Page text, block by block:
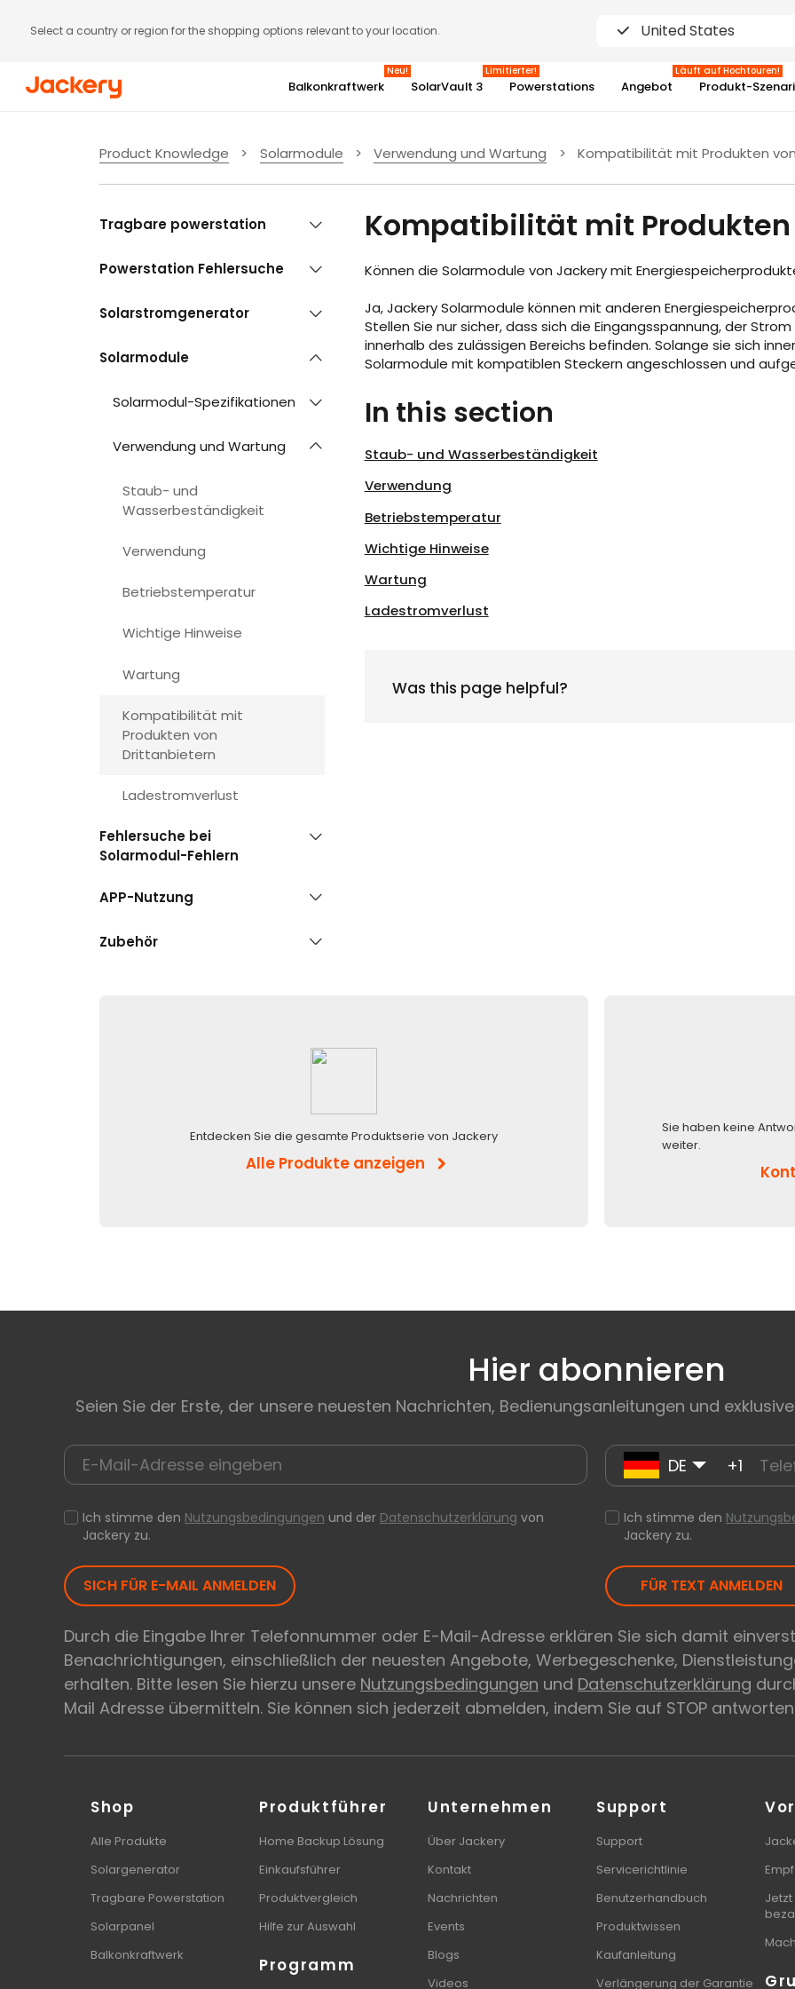
Select a country or region for the shopping options relevant to your location. United States
Balkonkraftwerk
Neu!
Powerstations
SolarVault 3
Limitierter!
SolarVault 3 Serie | Bis zu 53%
Jetzt kaufen
Angebot
Läuft auf Hochtouren!
6. bis 9. August
Mehr ansehen
Produkt-
Product Knowledge > Solarmodule > Verwendung und Wartung > Kompatibilität mit Produkten
Tragbare powerstation
Powerstation Fehlersuche
Solarstromgenerator
Solarmodule
Solarmodul-Spezifikationen
Verwendung und Wartung
Staub- und
Wasserbeständigkeit
Verwendung
Betriebstemperatur
Wichtige Hinweise
Wartung
Kompatibilität mit
Produkten von
Drittanbietern
Ladestromverlust
Fehlersuche bei
Solarmodul-Fehlern
APP-Nutzung
Zubehör
Kompatibilität mit
Können die Solarmodule von Jackery mit
Ja, Jackery Solarmodule können mit anderen
Stellen Sie nur sicher, dass sich die Eingangsspannung, der
innerhalb des zulässigen Bereichs befinden. Solange sie sich
Solarmodule mit kompatiblen Steckern angeschlossen und
In this section
Staub- und Wasserbeständigkeit
Verwendung
Betriebstemperatur
Wichtige Hinweise
Wartung
Ladestromverlust
Was this page helpful?
Entdecken Sie die gesamte Produktserie von Jackery
Alle Produkte anzeigen
Sie haben keine
weiter.
Hier abonnieren
Seien Sie der Erste, der unsere neuesten Nachrichten, Bedienungsanleitungen und
Ich stimme den Nutzungsbedingungen und der Datenschutzerklärung von
Jackery zu.
SICH FÜR E-MAIL ANMELDEN
DE +1
Ich stimme den
Jackery zu.
FÜR TEXT ANMELDEN
Durch die Eingabe Ihrer Telefonnummer oder E-Mail-Adresse erklären Sie sich damit
Benachrichtigungen, einschließlich der neuesten Angebote, Werbegeschenke,
erhalten. Bitte lesen Sie hierzu unsere Nutzungsbedingungen und Datenschutzerklärung
Mail Adresse übermitteln. Sie können sich jederzeit abmelden, indem Sie auf STOP
Shop
Alle Produkte
Solargenerator
Tragbare Powerstation
Solarpanel
Balkonkraftwerk
Produktführer
Home Backup Lösung
Einkaufsführer
Produktvergleich
Hilfe zur Auswahl
Unternehmen
Über Jackery
Kontakt
Nachrichten
Events
Blogs
Videos
Support
Support
Servicerichtlinie
Benutzerhandbuch
Produktwissen
Kaufanleitung
Verlängerung der Garantie
Programm